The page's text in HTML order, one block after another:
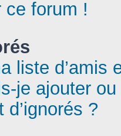
ce forum !
liste d’amis
je ajouter
d’ignorés ?